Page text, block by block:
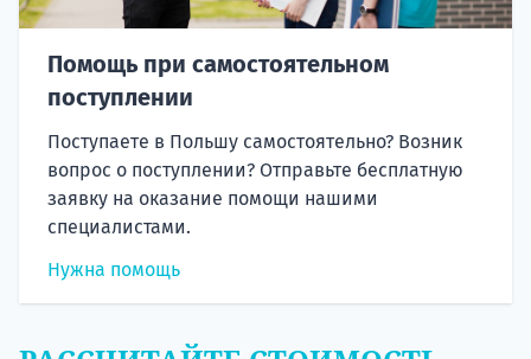
Помощь при самостоятельном
поступлении
Поступаете в Польшу самостоятельно? Возник
вопрос о поступлении? Отправьте бесплатную
заявку на оказание помощи нашими
специалистами.
Нужна помощь